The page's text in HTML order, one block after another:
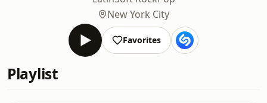
New York City
Favorites
Playlist